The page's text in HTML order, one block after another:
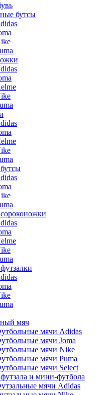
бутсы
мяч
мячи Adidas
мячи Joma
мячи Nike
мячи Puma
мячи Select
и мини-футбола
мячи Adidas